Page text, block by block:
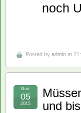
noch
Posted by admin at
und
Nov.
05
2015